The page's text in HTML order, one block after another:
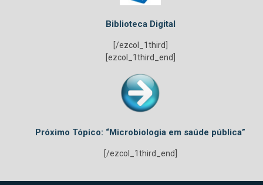
Biblioteca Digital
[/ezcol_1third]
[ezcol_1third_end]
Próximo Tópico: “Microbiologia em saúde pública”
[/ezcol_1third_end]